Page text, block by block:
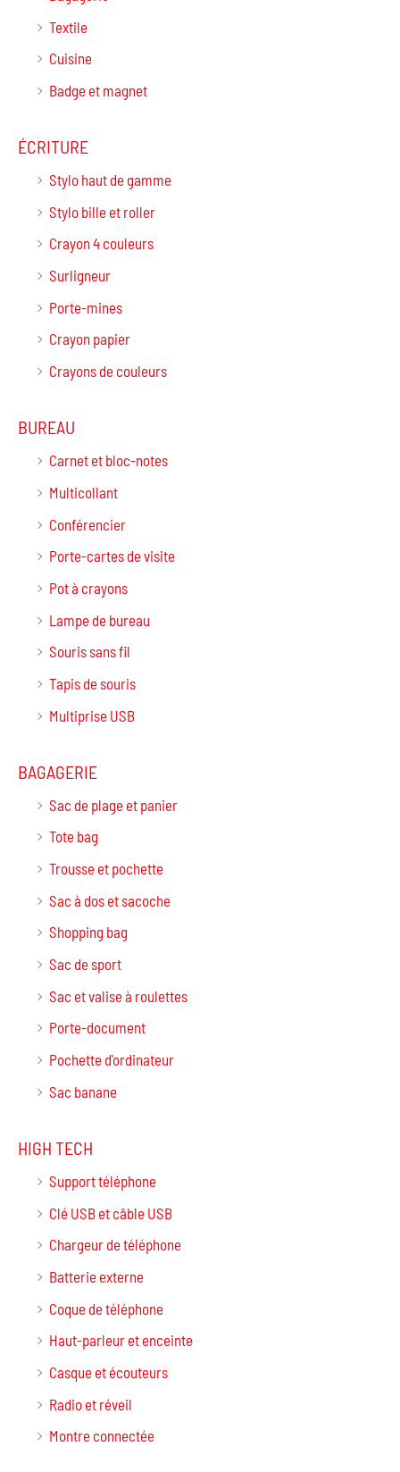
Textile
Cuisine
Badge et magnet
ÉCRITURE
Stylo haut de gamme
Stylo bille et roller
Crayon 4 couleurs
Surligneur
Porte-mines
Crayon papier
Crayons de couleurs
BUREAU
Carnet et bloc-notes
Multicollant
Conférencier
Porte-cartes de visite
Pot à crayons
Lampe de bureau
Souris sans fil
Tapis de souris
Multiprise USB
BAGAGERIE
Sac de plage et panier
Tote bag
Trousse et pochette
Sac à dos et sacoche
Shopping bag
Sac de sport
Sac et valise à roulettes
Porte-document
Pochette d'ordinateur
Sac banane
HIGH TECH
Support téléphone
Clé USB et câble USB
Chargeur de téléphone
Batterie externe
Coque de téléphone
Haut-parleur et enceinte
Casque et écouteurs
Radio et réveil
Montre connectée